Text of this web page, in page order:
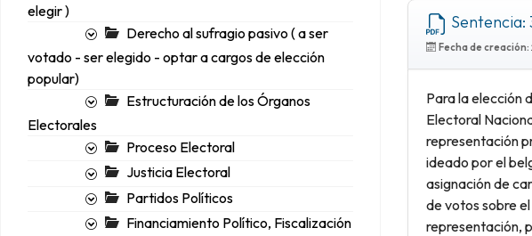
elegir )
Derecho al sufragio pasivo ( a ser
votado - ser elegido - optar a cargos de elección
popular)
Estructuración de los Órganos
Electorales
Proceso Electoral
Justicia Electoral
Partidos Políticos
Financiamiento Político, Fiscalización
Sentencia:
Fecha de creación:
Para la elección
Electoral
representación
ideado por el
asignación de
de votos sobre
representación,